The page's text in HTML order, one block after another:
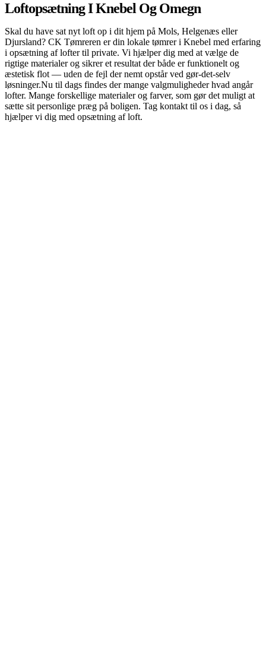
Loftopsætning I Knebel Og Omegn
Skal du have sat nyt loft op i dit hjem på Mols, Helgenæs eller
Djursland? CK Tømreren er din lokale tømrer i Knebel med erfaring
i opsætning af lofter til private. Vi hjælper dig med at vælge de
rigtige materialer og sikrer et resultat der både er funktionelt og
æstetisk flot — uden de fejl der nemt opstår ved gør-det-selv
løsninger.Nu til dags findes der mange valgmuligheder hvad angår
lofter. Mange forskellige materialer og farver, som gør det muligt at
sætte sit personlige præg på boligen. Tag kontakt til os i dag, så
hjælper vi dig med opsætning af loft.